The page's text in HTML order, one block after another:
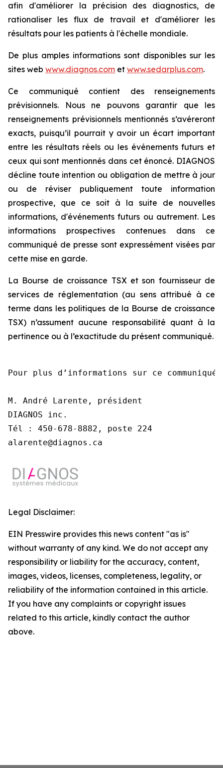
afin d'améliorer la précision des diagnostics, de
rationaliser les flux de travail et d'améliorer les
résultats pour les patients à l'échelle mondiale.
De plus amples informations sont disponibles sur les
sites web www.diagnos.com et www.sedarplus.com.
Ce communiqué contient des renseignements
prévisionnels. Nous ne pouvons garantir que les
renseignements prévisionnels mentionnés s’avéreront
exacts, puisqu’il pourrait y avoir un écart important
entre les résultats réels ou les événements futurs et
ceux qui sont mentionnés dans cet énoncé. DIAGNOS
décline toute intention ou obligation de mettre à jour
ou de réviser publiquement toute information
prospective, que ce soit à la suite de nouvelles
informations, d'événements futurs ou autrement. Les
informations prospectives contenues dans ce
communiqué de presse sont expressément visées par
cette mise en garde.
La Bourse de croissance TSX et son fournisseur de
services de réglementation (au sens attribué à ce
terme dans les politiques de la Bourse de croissance
TSX) n’assument aucune responsabilité quant à la
pertinence ou à l’exactitude du présent communiqué.
Pour plus d’informations sur ce
M. André Larente, président
DIAGNOS inc.
Tél : 450-678-8882, poste 224
alarente@diagnos.ca
Legal Disclaimer:
EIN Presswire provides this news content "as is"
without warranty of any kind. We do not accept any
responsibility or liability for the accuracy, content,
images, videos, licenses, completeness, legality, or
reliability of the information contained in this article.
If you have any complaints or copyright issues
related to this article, kindly contact the author
above.